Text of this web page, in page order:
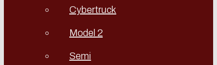
Cybertruck
Model 2
Semi